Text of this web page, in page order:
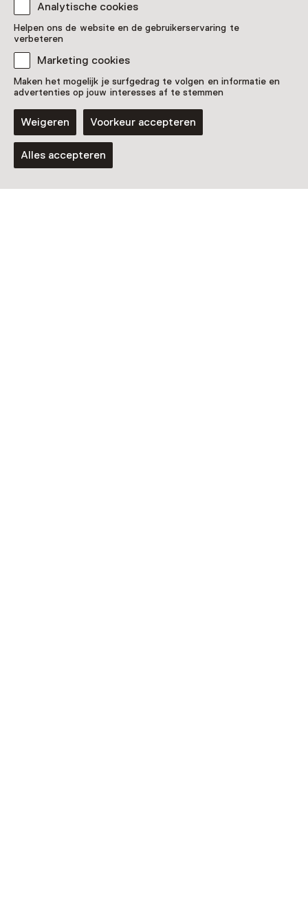
Analytische cookies
Helpen ons de website en de gebruikerservaring te
verbeteren
Marketing cookies
Maken het mogelijk je surfgedrag te volgen en informatie en
advertenties op jouw interesses af te stemmen
Weigeren Voorkeur accepteren
Alles accepteren
Tentoonstelling
Bakstain
T/m 23 augustus van 10:00 tot 17:00